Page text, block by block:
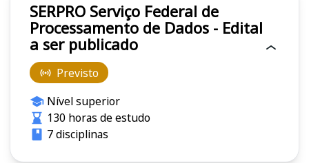
SERPRO Serviço Federal de
Processamento de Dados - Edital
a ser publicado
Previsto
Nível superior
130 horas de estudo
7 disciplinas